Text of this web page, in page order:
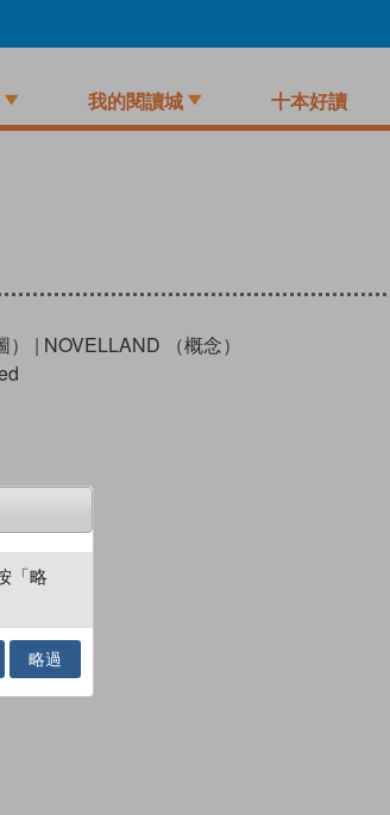
我的閱讀城 十本好讀
| NOVELLAND （概念）
紀錄
「略
略過